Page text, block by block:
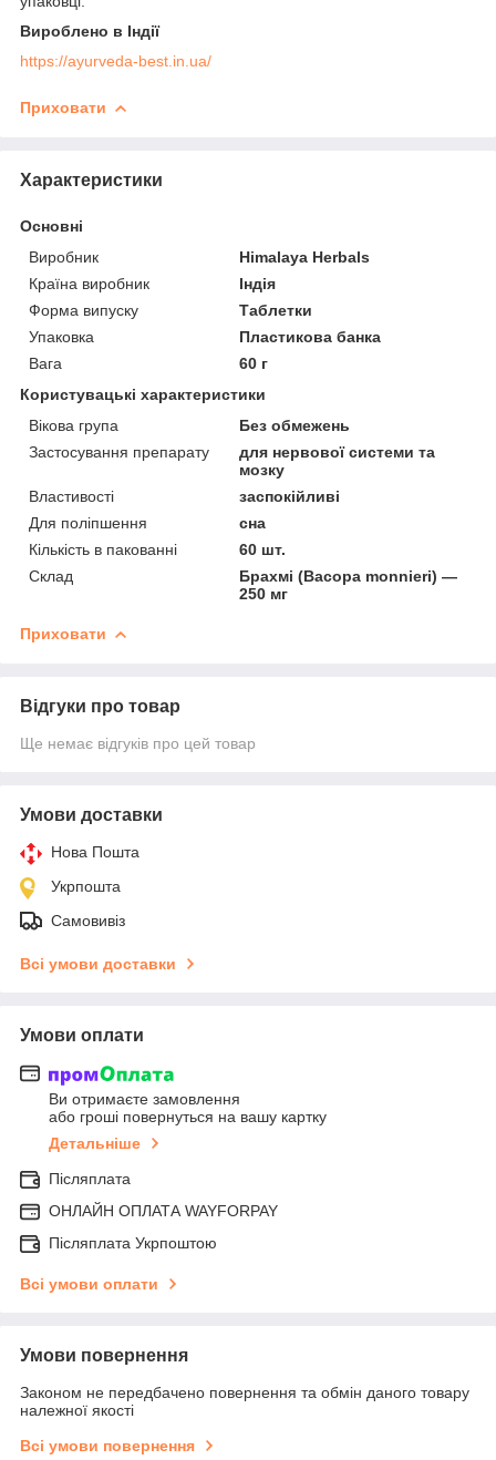
Вироблено в Індії
https://ayurveda-best.in.ua/
Приховати
Характеристики
Основні
Виробник
Himalaya Herbals
Країна виробник
Індія
Форма випуску
Таблетки
Упаковка
Пластикова банка
Вага
60 г
Користувацькі характеристики
Вікова група
Без обмежень
Застосування препарату
для нервової системи та
мозку
Властивості
заспокійливі
Для поліпшення
сна
Кількість в пакованні
60 шт.
Склад
Брахмі (Bacopa monnieri) —
250 мг
Приховати
Відгуки про товар
Ще немає відгуків про цей товар
Умови доставки
Нова Пошта
Укрпошта
Самовивіз
Всі умови доставки
Умови оплати
Ви отримаєте замовлення
або гроші повернуться на вашу картку
Детальніше
Післяплата
ОНЛАЙН ОПЛАТА WAYFORPAY
Післяплата Укрпоштою
Всі умови оплати
Умови повернення
Законом не передбачено повернення та обмін даного товару
належної якості
Всі умови повернення